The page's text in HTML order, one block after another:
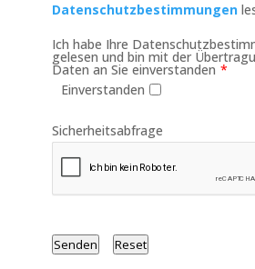
Datenschutzbestimmungen
Ich habe Ihre
gelesen und bin mit der
Daten an Sie einverstanden *
Einverstanden
Sicherheitsabfrage
Senden Reset